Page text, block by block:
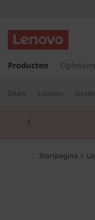
d
e
a
P
a
a
Producten
Deals Laptops
Currently
Startpagina >